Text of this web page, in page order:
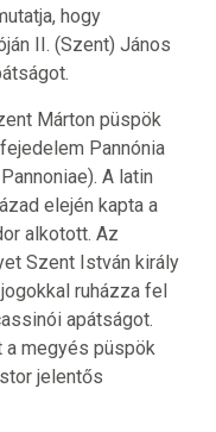
hogy
II. (Szent) János
Márton püspök
Pannónia
A latin
elején kapta a
alkotott. Az
Szent István király
ruházza fel
apátságot.
a megyés püspök
jelentős